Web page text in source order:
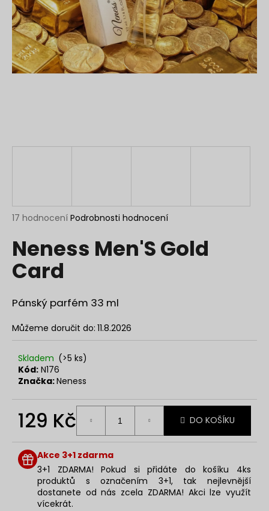
Průměrné
produktu
je
4,8
z
hvězdiček.
17 hodnocení Podrobnosti hodnocení
Neness Men'S Gold
Card
Pánský parfém 33 ml
Můžeme doručit do: 11.8.2026
Skladem (>5 ks)
Kód: N176
Značka:Neness
129 Kč
cena:
DO KOŠÍKU
Akce 3+1 zdarma
3+1 ZDARMA! Pokud si přidáte do košíku 4ks
produktů s označením 3+1, tak nejlevnější
dostanete od nás zcela ZDARMA! Akci lze využít
vícekrát.
a
j
í
t
?
o
p
r
u
č
j
e
m
e
SOL
DE
PISTACHIO
BUENO
BODY
299
Kč